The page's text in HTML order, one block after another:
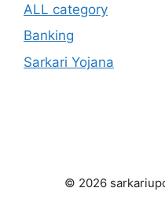
ALL category
Banking
Sarkari Yojana
© 2026